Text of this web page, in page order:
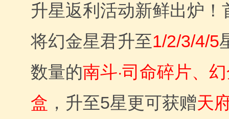
升星返利活动新鲜出炉！
将幻金星君升至1/2/3/4/5
数量的南斗·司命碎片、
盒 ，升至5星更可获赠天